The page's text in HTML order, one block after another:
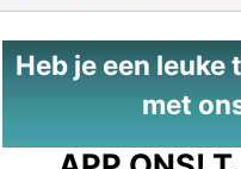
Heb je een
met